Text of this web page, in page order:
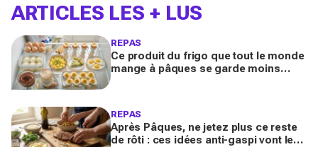
ARTICLES LES + LUS
REPAS
Ce produit du frigo que tout le monde
mange à pâques se garde moins
REPAS
Après Pâques, ne jetez plus ce reste
de rôti : ces idées anti-gaspi vont le